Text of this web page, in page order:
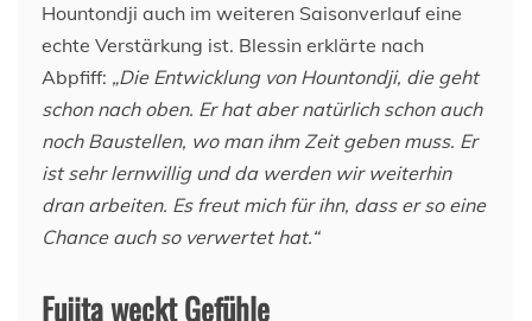
Hountondji auch im weiteren Saisonverlauf eine
echte Verstärkung ist. Blessin erklärte nach
Abpfiff: „Die Entwicklung von Hountondji, die geht
schon nach oben. Er hat aber natürlich schon auch
noch Baustellen, wo man ihm Zeit geben muss. Er
ist sehr lernwillig und da werden wir weiterhin
dran arbeiten. Es freut mich für ihn, dass er so eine
Chance auch so verwertet hat.“
Fujita weckt Gefühle